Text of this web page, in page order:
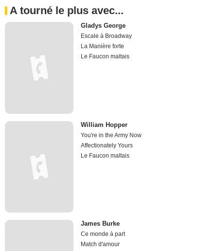
A tourné le plus avec...
Gladys George
Escale à Broadway
La Manière forte
Le Faucon maltais
William Hopper
You're in the Army Now
Affectionately Yours
Le Faucon maltais
James Burke
Ce monde à part
Match d'amour